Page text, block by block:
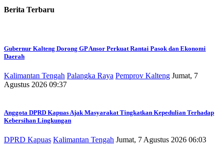
Berita Terbaru
Gubernur Kalteng Dorong GP Ansor Perkuat Rantai Pasok dan Ekonomi
Daerah
Kalimantan Tengah Palangka Raya Pemprov Kalteng Jumat, 7
Agustus 2026 09:37
Anggota DPRD Kapuas Ajak Masyarakat Tingkatkan Kepedulian Terhadap
Kebersihan Lingkungan
DPRD Kapuas Kalimantan Tengah Jumat, 7 Agustus 2026 06:03